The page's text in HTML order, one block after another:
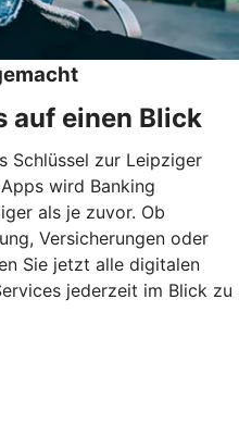
auf einen Blick
Schlüssel zur Leipziger
wird Banking
als je zuvor. Ob
Versicherungen oder
Sie jetzt alle digitalen
jederzeit im Blick zu